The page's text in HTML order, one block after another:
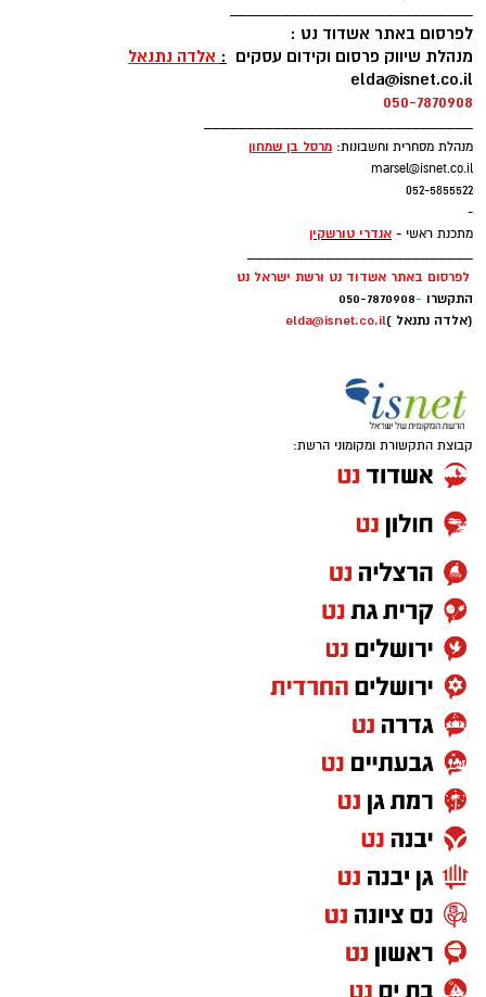
לפרסום באתר אשדוד נט :
מנהלת שיווק פרסום וקידום עסקים : אלדה נתנאל
elda@isnet.co.il
050-7870908
מנהלת מסחרית וחשבונות: מרסל בן שמחון
marsel@isnet.co.il
052-5855522
-
מתכנת ראשי - אנדרי טורשקין
לפרסום באתר אשדוד נט ורשת ישראל נט
התקשרו -
050-7870908
(אלדה נתנאל )elda@isnet.co.il
קבוצת התקשורת ומקומוני הרשת: